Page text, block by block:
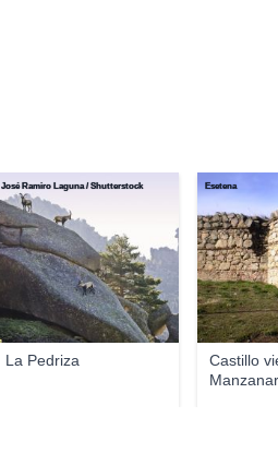
La Pedriza
José Ramiro Laguna / Shutterstock
Castillo
Esetena